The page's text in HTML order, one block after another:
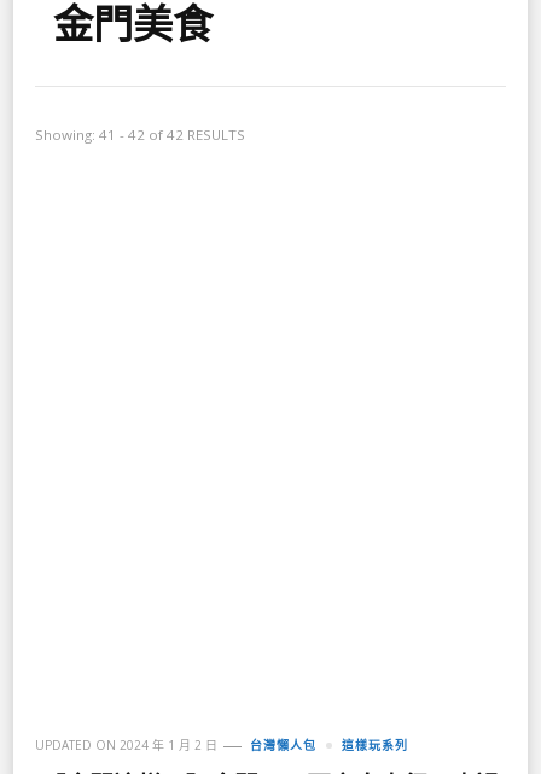
金門美食
Showing: 41 - 42 of 42 RESULTS
UPDATED ON 2024 年 1 月 2 日 台灣懶人包 這樣玩系列